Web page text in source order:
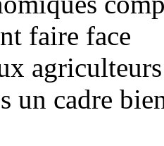
faire face
un cadre